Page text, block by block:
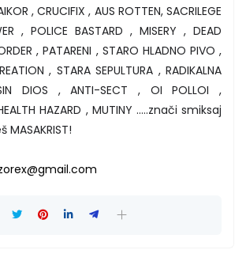
, CRUCIFIX , AUS ROTTEN, SACRILEGE
, POLICE BASTARD , MISERY , DEAD
, PATARENI , STARO HLADNO PIVO ,
, STARA SEPULTURA , RADIKALNA
DIOS , ANTI-SECT , OI POLLOI ,
HAZARD , MUTINY .....znači smiksaj